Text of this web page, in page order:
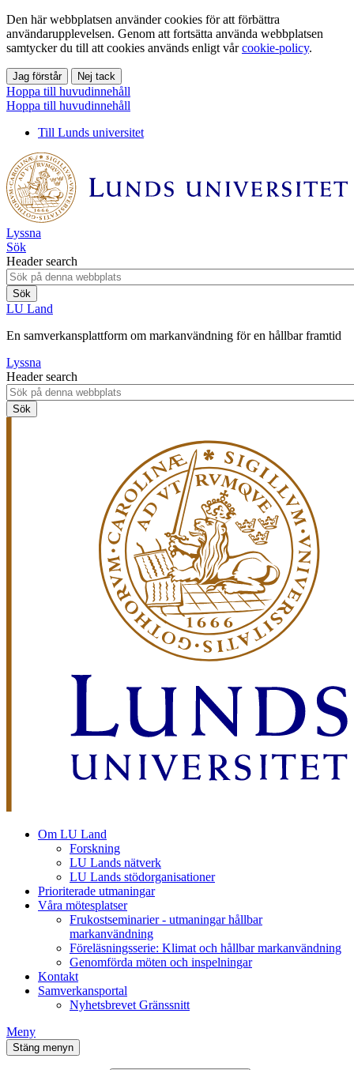
Den här webbplatsen använder cookies för att förbättra
användarupplevelsen. Genom att fortsätta använda webbplatsen
samtycker du till att cookies används enligt vårcookie-policy.
Jag förstår Nej tack
Hoppa till huvudinnehåll
Hoppa till huvudinnehåll
Till Lunds universitet
Lyssna
Sök
Header search
LU Land
En samverkansplattform om markanvändning för en hållbar framtid
Lyssna
Header search
Om LU Land
Forskning
LU Lands nätverk
LU Lands stödorganisationer
Prioriterade utmaningar
Våra mötesplatser
Frukostseminarier - utmaningar hållbar
markanvändning
Föreläsningsserie: Klimat och hållbar markanvändning
Genomförda möten och inspelningar
Kontakt
Samverkansportal
Nyhetsbrevet Gränssnitt
Meny
Stäng menyn